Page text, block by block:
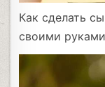
Как сделать
своими руками